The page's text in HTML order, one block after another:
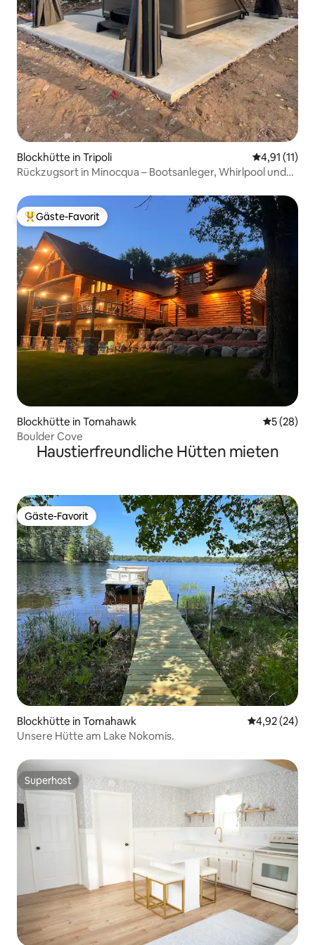
Blockhütte in Tripoli
4,91 (11)
Rückzugsort in Minocqua – Bootsanleger, Whirlpool und
Beliebter Gäste-Favorit.
Gäste-Favorit
Blockhütte in Tomahawk
5 (28)
Boulder Cove
Haustierfreundliche Hütten mieten
Gäste-Favorit
Gäste-Favorit
Blockhütte in Tomahawk
4,92 (24)
Unsere Hütte am Lake Nokomis.
Superhost
Superhost